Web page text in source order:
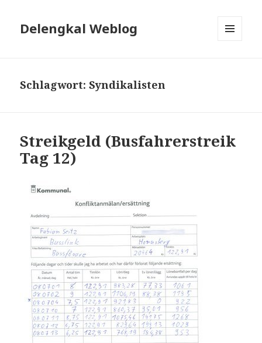
Delengkal Weblog
Schlagwort:Syndikalisten
Streikgeld (Busfahrerstreik
Tag 12)